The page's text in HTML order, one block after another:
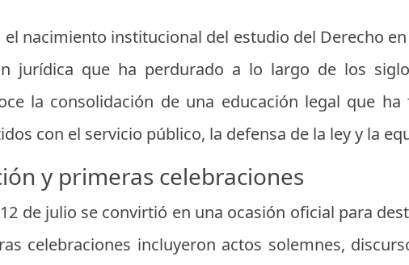
el nacimiento institucional del estudio del Derecho
jurídica que ha perdurado a lo largo de los
la consolidación de una educación legal que
con el servicio público, la defensa de la ley y la
y primeras celebraciones
de julio se convirtió en una ocasión oficial para
celebraciones incluyeron actos solemnes,